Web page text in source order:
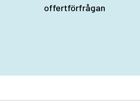
offertförfrågan